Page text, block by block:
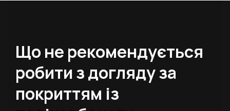
Що не рекомендується
робити з догляду за
покриттям із